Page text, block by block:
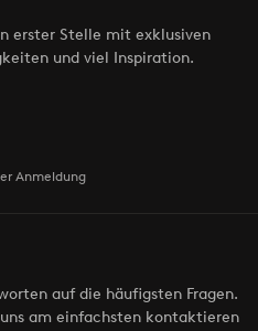
erster Stelle mit exklusiven
und viel Inspiration.
Anmeldung
auf die häufigsten Fragen.
am einfachsten kontaktieren